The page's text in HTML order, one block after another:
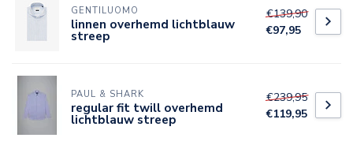
GENTILUOMO
linnen overhemd lichtblauw
streep
€139,90
€97,95
PAUL & SHARK
regular fit twill overhemd
lichtblauw streep
€239,95
€119,95